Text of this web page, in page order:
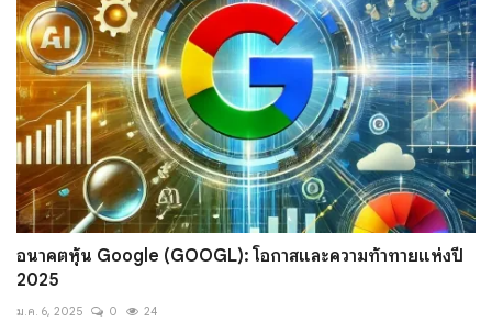
อนาคตหุ้น Google (GOOGL): โอกาสและความท้าทายแห่งปี
2025
ม.ค. 6, 2025 0 24